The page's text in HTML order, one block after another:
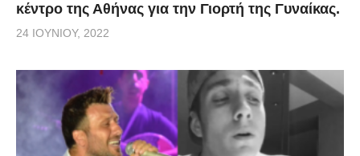
κέντρο της Αθήνας για την Γιορτή της Γυναίκας.
24 ΙΟΥΝΊΟΥ, 2022